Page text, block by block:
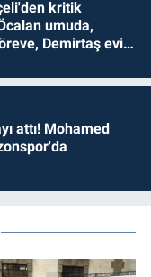
kritik
umuda,
Demirtaş evine
attı! Mohamed